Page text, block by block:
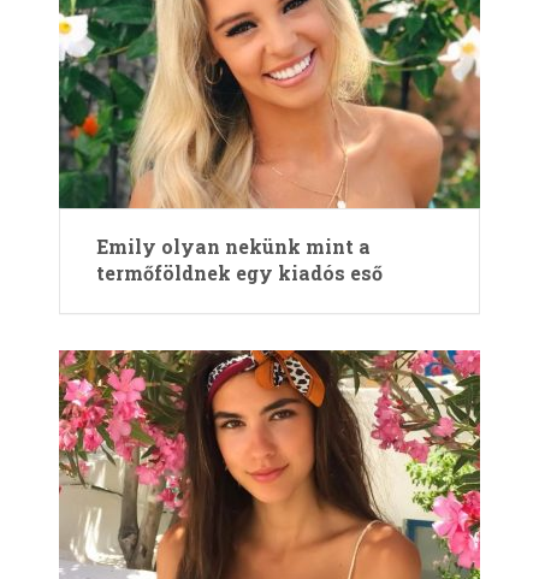
Emily olyan nekünk mint a
termőföldnek egy kiadós eső